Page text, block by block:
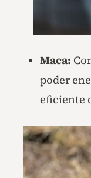
Maca:
poder
eficiente